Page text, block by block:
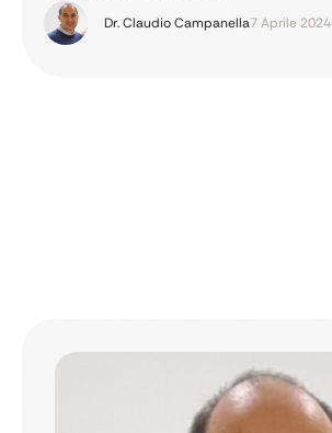
Dr. Claudio Campanella7 Aprile 2024